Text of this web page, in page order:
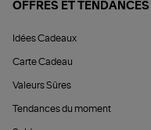
OFFRES ET TENDANCES
Idées Cadeaux
Carte Cadeau
Valeurs Sûres
Tendances du moment